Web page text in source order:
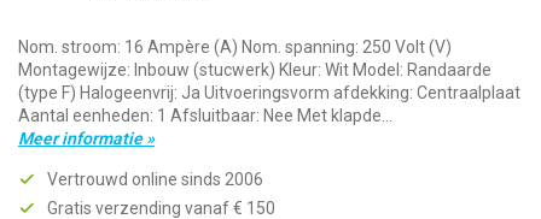
Nom. stroom: 16 Ampère (A) Nom. spanning: 250 Volt (V)
Montagewijze: Inbouw (stucwerk) Kleur: Wit Model: Randaarde
(type F) Halogeenvrij: Ja Uitvoeringsvorm afdekking: Centraalplaat
Aantal eenheden: 1 Afsluitbaar: Nee Met klapde...
Meer informatie »
Vertrouwd online sinds 2006
Gratis verzending vanaf € 150